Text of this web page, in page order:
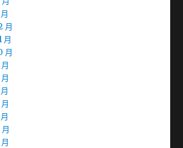
月
月
月